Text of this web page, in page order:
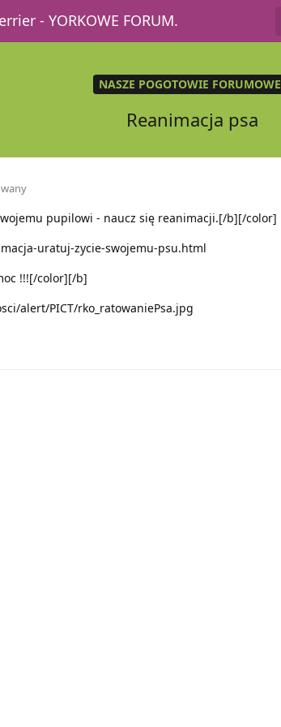
- YORKOWE FORUM.
NASZE POGOTOWIE FORUMOWE
Reanimacja psa
pupilowi - naucz się reanimacji.[/b][/color]
uratuj-zycie-swojemu-psu.html
!!![/color][/b]
alert/PICT/rko_ratowaniePsa.jpg